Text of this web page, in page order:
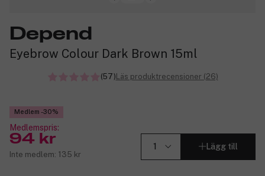
Depend
Eyebrow Colour Dark Brown 15ml
(57) Läs produktrecensioner (26)
Medlem -30%
Medlemspris:
94 kr
Inte medlem: 135 kr
Lägg till